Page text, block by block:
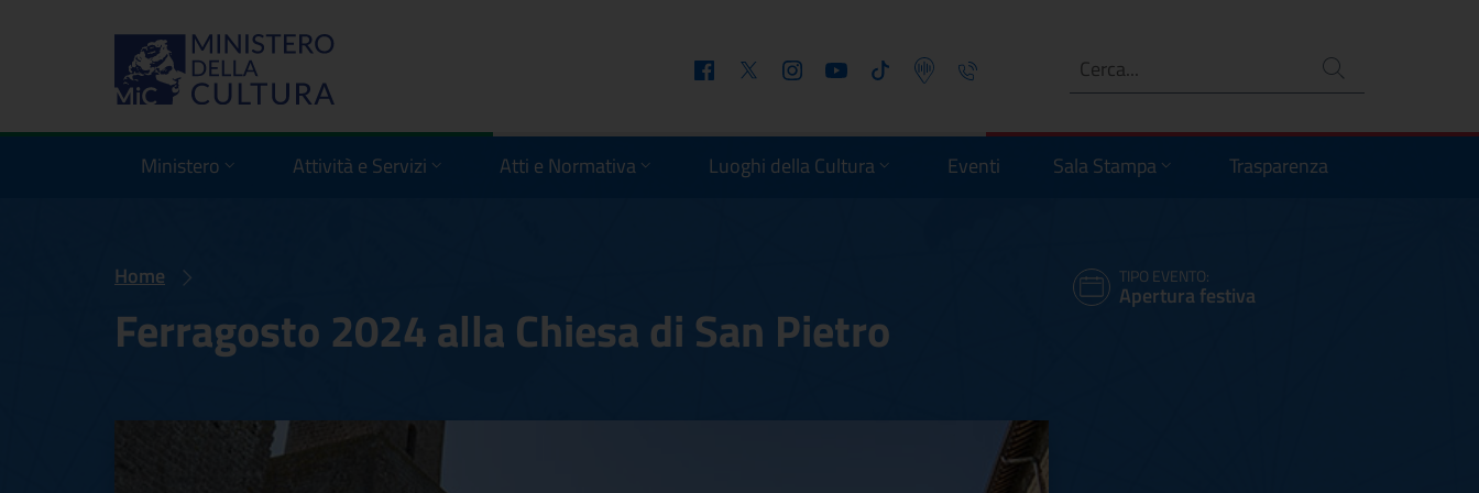
FacebookTwitter InstagramYoutube Tiktok Podcast Telefono Ricerca
Ministero Attività e Servizi Atti e Normativa Luoghi della Cultura Eventi Sala Stampa Trasparenza
Home
Ferragosto 2024 alla Chiesa di San Pietro
TIPO EVENTO:
Apertura festiva
Ferragosto 2024 alla Chiesa di San Pietro